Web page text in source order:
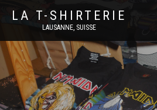
LA T-SHIRTERIE
LAUSANNE, SUISSE